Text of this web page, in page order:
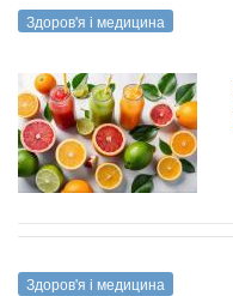
Здоров'я і медицина
Здоров'я і медицина